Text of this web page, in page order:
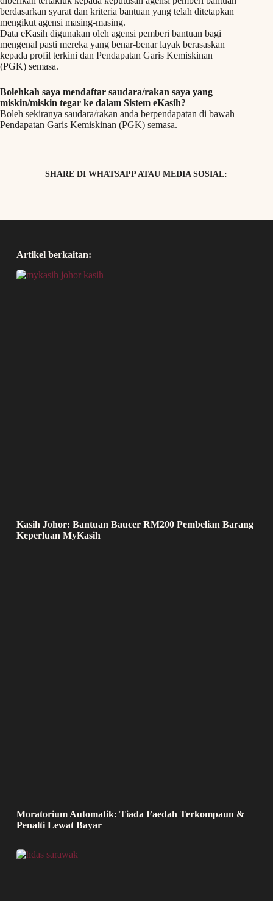
berdasarkan syarat dan kriteria bantuan yang telah ditetapkan
mengikut agensi masing-masing.
Data eKasih digunakan oleh agensi pemberi bantuan bagi
mengenal pasti mereka yang benar-benar layak berasaskan
kepada profil terkini dan Pendapatan Garis Kemiskinan
(PGK) semasa.
Bolehkah saya mendaftar saudara/rakan saya yang
miskin/miskin tegar ke dalam Sistem eKasih?
Boleh sekiranya saudara/rakan anda berpendapatan di bawah
Pendapatan Garis Kemiskinan (PGK) semasa.
SHARE DI WHATSAPP ATAU MEDIA SOSIAL:
Artikel berkaitan:
Kasih Johor: Bantuan Baucer RM200 Pembelian Barang
Keperluan MyKasih
Moratorium Automatik: Tiada Faedah Terkompaun &
Penalti Lewat Bayar